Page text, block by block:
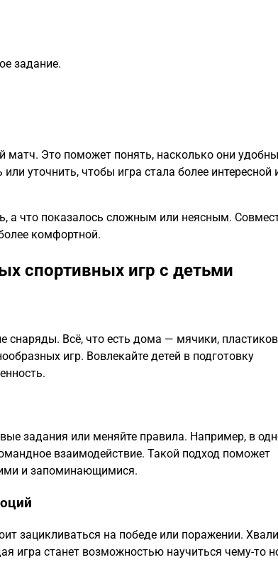
задание.
матч. Это поможет понять, насколько они
уточнить, чтобы игра стала более интересной
а что показалось сложным или неясным.
комфортной.
спортивных игр с детьми
снаряды. Всё, что есть дома — мячики,
игр. Вовлекайте детей в подготовку
задания или меняйте правила. Например, в
взаимодействие. Такой подход поможет
и запоминающимися.
зацикливаться на победе или поражении.
игра станет возможностью научиться чему-то